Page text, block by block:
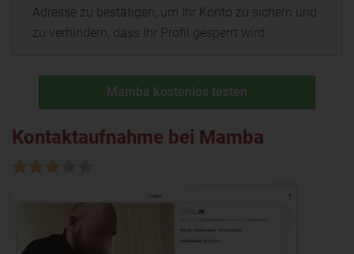
Adresse zu bestätigen, um Ihr Konto zu sichern und
zu verhindern, dass Ihr Profil gesperrt wird.
Mamba kostenlos testen
Kontaktaufnahme bei Mamba